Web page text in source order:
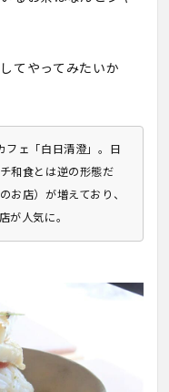
てやってみたいか
フェ「白日清澄」。日
和食とは逆の形態だ
お店）が増えており、
が人気に。